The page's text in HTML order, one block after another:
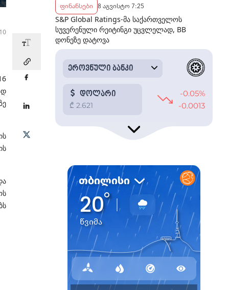
ფინანსები 8 აგვისტო 7:25
S&P Global Ratings-მა საქართველოს
სუვერენული რეიტინგი უცვლელად, BB
დონეზე დატოვა